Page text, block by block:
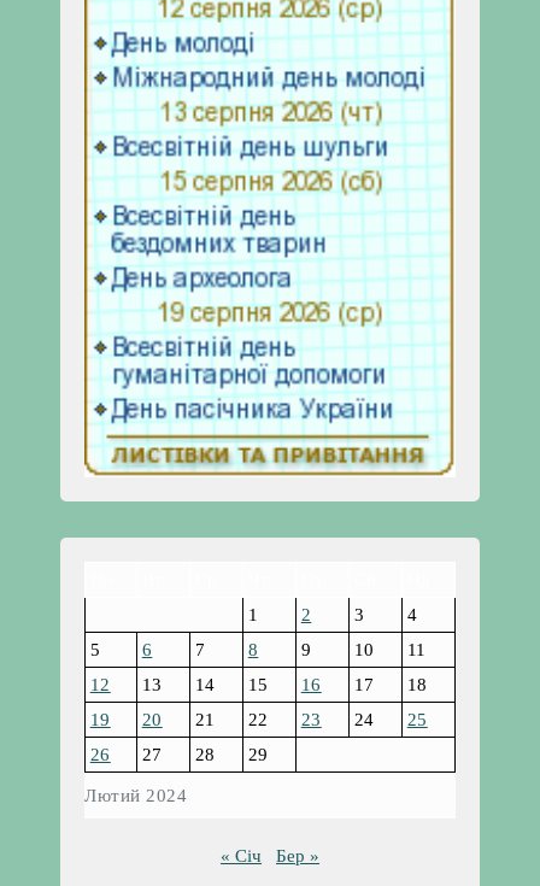
Лютий 2024
1
2 3
4
5
6 7 8 9 10
11
12
13 14 15 16 17
18
19
20 21 22 23 24
25
26
27 28 29
« Січ Бер »